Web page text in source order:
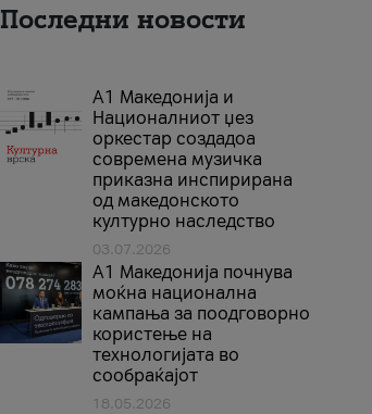
Последни новости
А1 Македонија и
Националниот џез
оркестар создадоа
современа музичка
приказна инспирирана
од македонското
културно наследство
03.07.2026
A1 Македонија почнува
моќна национална
кампања за поодговорно
користење на
технологијата во
сообраќајот
18.05.2026